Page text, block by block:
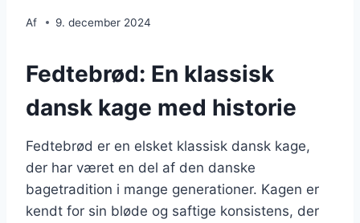
Af 9. december 2024
Fedtebrød: En klassisk
dansk kage med historie
Fedtebrød er en elsket klassisk dansk kage,
der har været en del af den danske
bagetradition i mange generationer. Kagen er
kendt for sin bløde og saftige konsistens, der